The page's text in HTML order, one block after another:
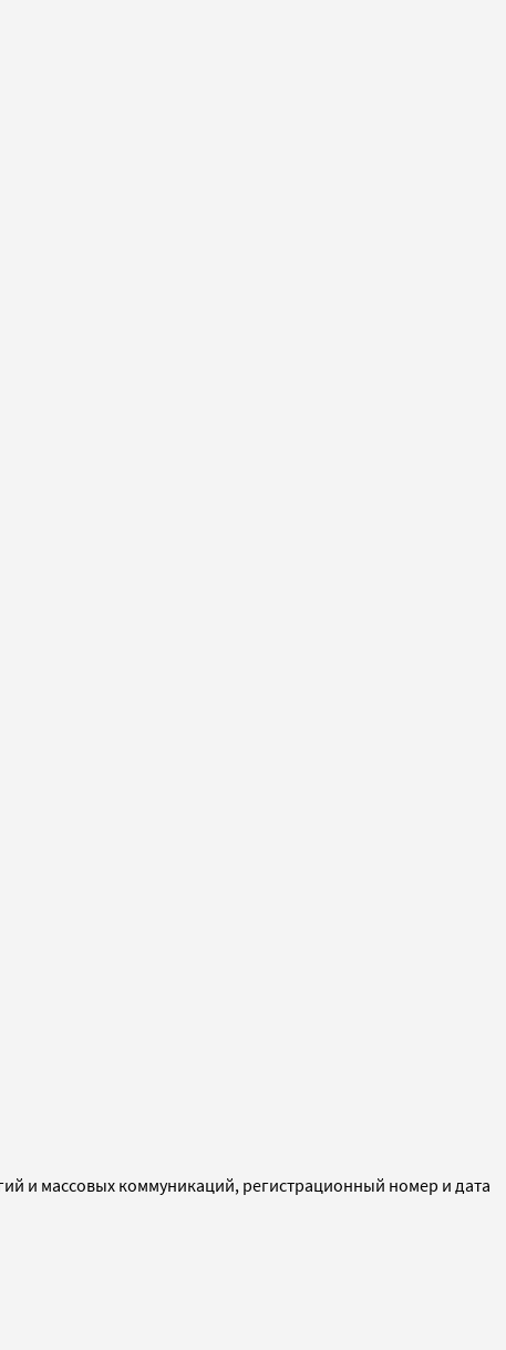
и массовых коммуникаций, регистрационный номер и дата